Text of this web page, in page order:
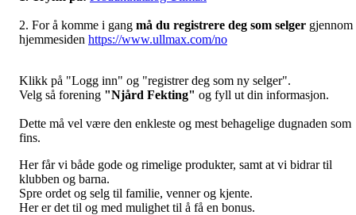
2. For å komme i gang må du registrere deg som selger gjennom
hjemmesiden https://www.ullmax.com/no
Klikk på "Logg inn" og "registrer deg som ny selger".
Velg så forening "Njård Fekting" og fyll ut din informasjon.
Dette må vel være den enkleste og mest behagelige dugnaden som
fins.
Her får vi både gode og rimelige produkter, samt at vi bidrar til
klubben og barna.
Spre ordet og selg til familie, venner og kjente.
Her er det til og med mulighet til å få en bonus.